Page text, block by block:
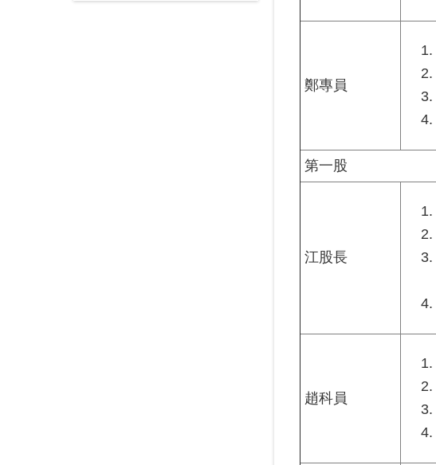
鄭專員
第一股
江股長
趙科員